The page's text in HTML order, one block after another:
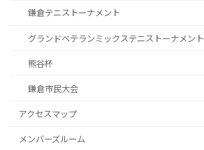
鎌倉テニストーナメント
グランドベテランミックステニストーナメント
熊谷杯
鎌倉市民大会
アクセスマップ
メンバーズルーム